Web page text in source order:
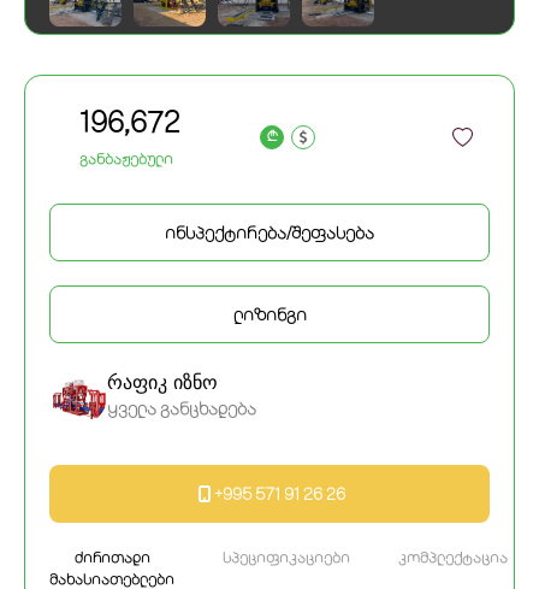
196,672
განბაჟებული
a
ძირითადი
მახასიათებლები
სპეციფიკაციები კომპლექტაცია
ინსპექტირება/შეფასება
ლიზინგი
რაფიკ იზნო
ყველა განცხადება
+995 571 91 26 26